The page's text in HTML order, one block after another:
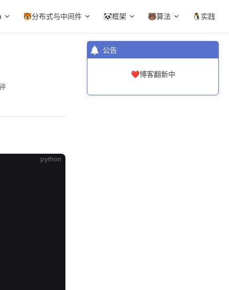
公告
❤️博客翻新中
🐯分布式与中间件 🐼框架 🐻算法 🐧实践
python